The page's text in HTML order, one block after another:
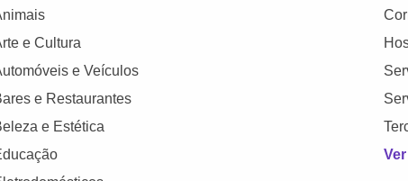
e Cultura
e Veículos
e Restaurantes
e Estética